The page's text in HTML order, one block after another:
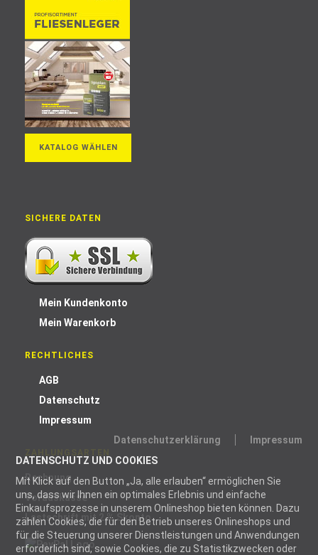
Datenschutzerklärung
Impressum
DATENSCHUTZ UND COOKIES
Mit Klick auf den Button „Ja, alle erlauben“ ermöglichen Sie
uns, dass wir Ihnen ein optimales Erlebnis und einfache
Einkaufsprozesse in unserem Onlineshop bieten können. Dazu
zählen Cookies, die für den Betrieb unseres Onlineshops und
für die Steuerung unserer Dienstleistungen und Anwendungen
erforderlich sind, sowie Cookies, die zu Statistikzwecken oder
KATALOG WÄHLEN
SICHERE DATEN
Mein Kundenkonto
Mein Warenkorb
RECHTLICHES
AGB
Datenschutz
Impressum
Rechnung
Vorauskasse
Lastschrift mit 2 % Skonto